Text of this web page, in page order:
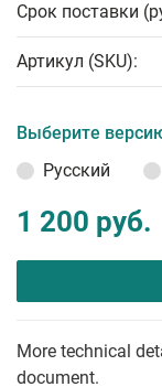
Срок поставки
Артикул (SKU):
Выберите
Русский
1 200 руб.
More technical
document.